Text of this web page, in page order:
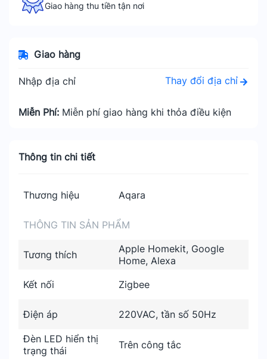
Giao hàng thu tiền tận nơi
Giao hàng
Nhập địa chỉ Thay đổi địa chỉ
Miễn Phí: Miễn phí giao hàng khi thỏa điều kiện
Thông tin chi tiết
Thương hiệu Aqara
THÔNG TIN SẢN PHẨM
Tương thích
Apple Homekit, Google
Home, Alexa
Kết nối
Zigbee
Điện áp 220VAC, tần số 50Hz
Đèn LED hiển thị
trạng thái
Trên công tắc